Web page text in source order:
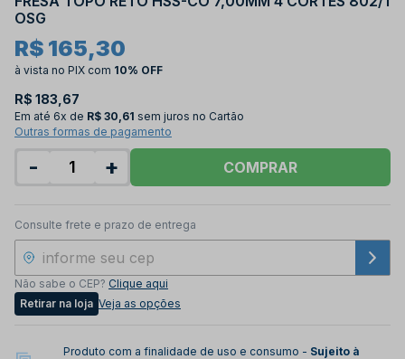
OSG
R$ 165,30
à vista no PIX com 10% OFF
R$ 183,67
Em até 6x de R$ 30,61 sem juros no Cartão
Outras formas de pagamento
- + COMPRAR
Consulte frete e prazo de entrega
Não sabe o CEP? Clique aqui
Retirar na loja Veja as opções
Produto com a finalidade de uso e consumo - Sujeito à